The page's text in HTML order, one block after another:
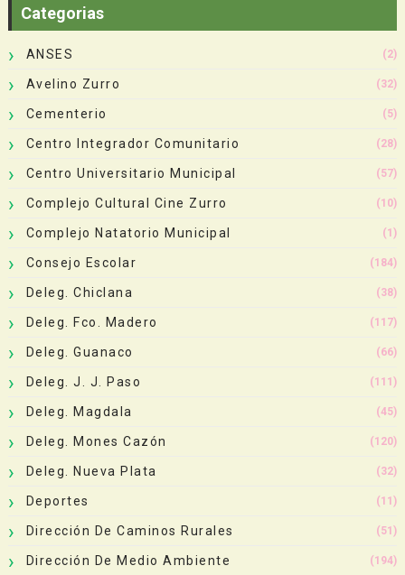
Categorias
ANSES (2)
Avelino Zurro (32)
Cementerio (5)
Centro Integrador Comunitario (28)
Centro Universitario Municipal (57)
Complejo Cultural Cine Zurro (10)
Complejo Natatorio Municipal (1)
Consejo Escolar (184)
Deleg. Chiclana (38)
Deleg. Fco. Madero (117)
Deleg. Guanaco (66)
Deleg. J. J. Paso (111)
Deleg. Magdala (45)
Deleg. Mones Cazón (120)
Deleg. Nueva Plata (32)
Deportes (11)
Dirección De Caminos Rurales (51)
Dirección De Medio Ambiente (194)